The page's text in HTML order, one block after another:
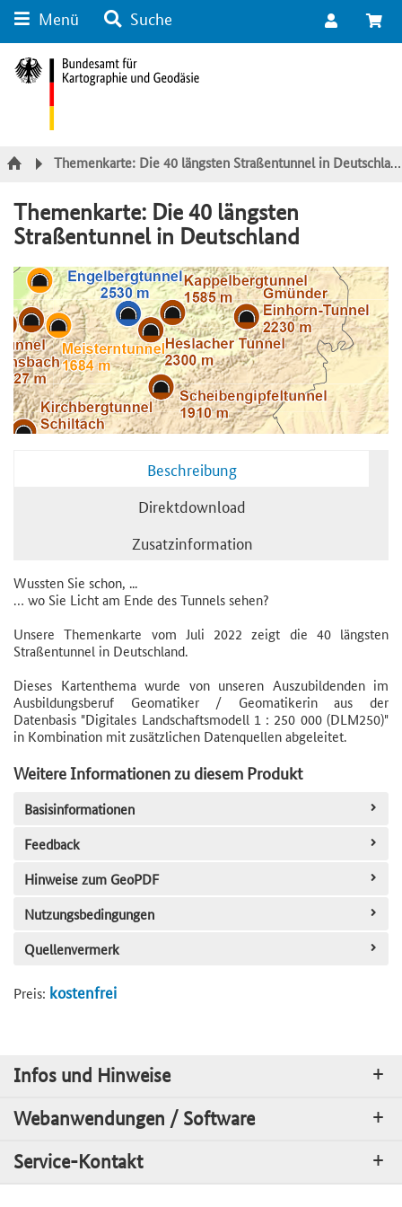
Kategorie Navigation
Menü Suche
Themenkarte: Die 40 längsten Straßentunnel in Deutschland
Themenkarte: Die 40 längsten
Straßentunnel in Deutschland
Beschreibung
Direktdownload
Zusatzinformation
Wussten Sie schon, ...
… wo Sie Licht am Ende des Tunnels sehen?
Unsere Themenkarte vom Juli 2022 zeigt die 40 längsten
Straßentunnel in Deutschland.
Dieses Kartenthema wurde von unseren Auszubildenden im
Ausbildungsberuf Geomatiker / Geomatikerin aus der
Datenbasis "Digitales Landschaftsmodell 1 : 250 000 (DLM250)"
in Kombination mit zusätzlichen Datenquellen abgeleitet.
Weitere Informationen zu diesem Produkt
Basisinformationen
Feedback
Hinweise zum GeoPDF
Nutzungsbedingungen
Quellenvermerk
Preis: kostenfrei
Infos und Hinweise
Webanwendungen / Software
Service-Kontakt